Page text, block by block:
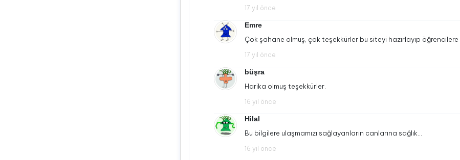
17 yıl önce
Emre
Çok şahane olmuş, çok teşekkürler bu siteyi hazırlayıp öğrencilere
17 yıl önce
büşra
Harika olmuş teşekkürler.
16 yıl önce
Hilal
Bu bilgilere ulaşmamızı sağlayanların canlarına sağlık…
16 yıl önce